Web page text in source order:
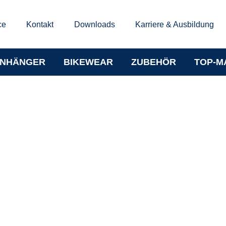
Kontakt Downloads Karriere & Ausbildung
BIKEWEAR ZUBEHÖR TOP-